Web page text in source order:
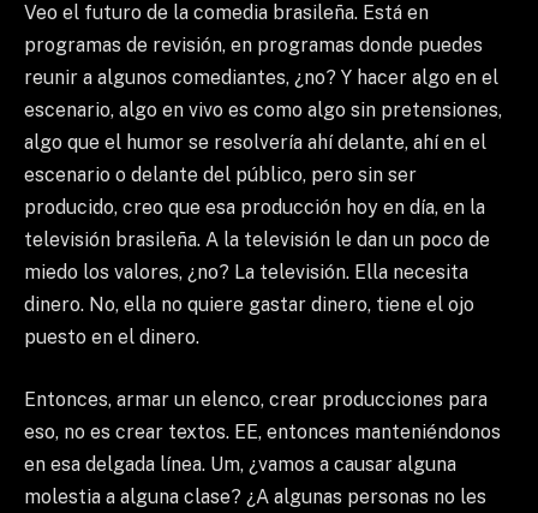
Veo el futuro de la comedia brasileña. Está en
programas de revisión, en programas donde puedes
reunir a algunos comediantes, ¿no? Y hacer algo en el
escenario, algo en vivo es como algo sin pretensiones,
algo que el humor se resolvería ahí delante, ahí en el
escenario o delante del público, pero sin ser
producido, creo que esa producción hoy en día, en la
televisión brasileña. A la televisión le dan un poco de
miedo los valores, ¿no? La televisión. Ella necesita
dinero. No, ella no quiere gastar dinero, tiene el ojo
puesto en el dinero.
Entonces, armar un elenco, crear producciones para
eso, no es crear textos. EE, entonces manteniéndonos
en esa delgada línea. Um, ¿vamos a causar alguna
molestia a alguna clase? ¿A algunas personas no les